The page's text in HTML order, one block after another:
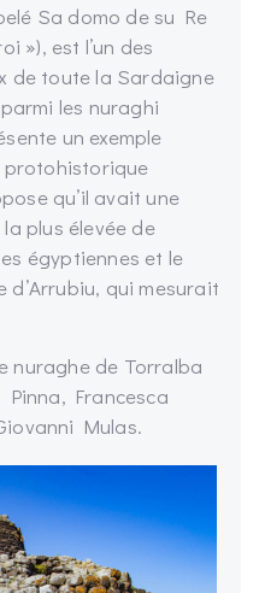
Sa domo de su Re
»), est l’un des
de toute la Sardaigne
les nuraghi
un exemple
protohistorique
qu’il avait une
plus élevée de
égyptiennes et le
qui mesurait
nuraghe de Torralba
Francesca
Mulas.